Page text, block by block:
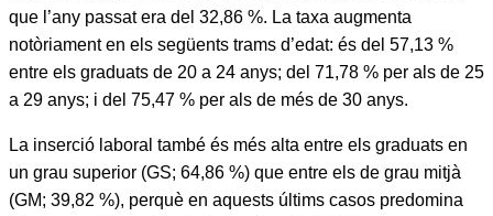
que l’any passat era del 32,86 %. La taxa augmenta
notòriament en els següents trams d’edat: és del 57,13 %
entre els graduats de 20 a 24 anys; del 71,78 % per als de 25
a 29 anys; i del 75,47 % per als de més de 30 anys.
La inserció laboral també és més alta entre els graduats en
un grau superior (GS; 64,86 %) que entre els de grau mitjà
(GM; 39,82 %), perquè en aquests últims casos predomina